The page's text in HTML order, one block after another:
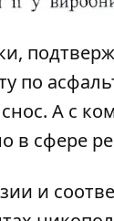
по
снос. А с
в сфере
и